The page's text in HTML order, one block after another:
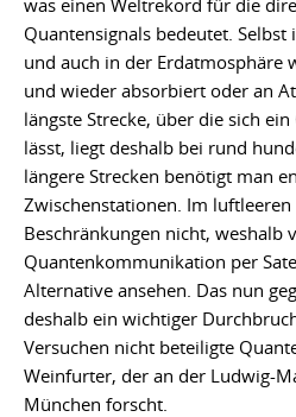
Quantensignals bedeutet. Selbst
und auch in der Erdatmosphäre
und wieder absorbiert oder an
längste Strecke, über die sich
lässt, liegt deshalb bei rund
längere Strecken benötigt man
Zwischenstationen. Im luftleeren
Beschränkungen nicht, weshalb
Quantenkommunikation per
Alternative ansehen. Das nun
deshalb ein wichtiger
Versuchen nicht beteiligte
Weinfurter, der an der Ludwig-
München forscht.